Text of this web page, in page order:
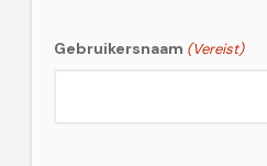
Gebruikersnaam (Vereist)